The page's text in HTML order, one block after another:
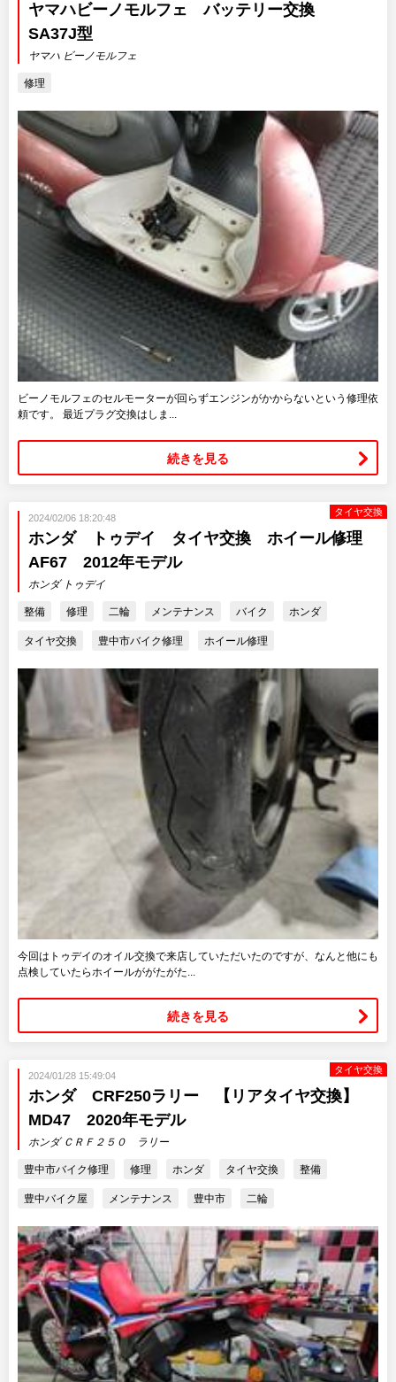
ヤマハビーノモルフェ バッテリー交換
SA37J型
ヤマハ ビーノモルフェ
修理
ビーノモルフェのセルモーターが回らずエンジンがかからないという修理依
頼です。 最近プラグ交換はしま...
続きを見る
タイヤ交換
2024/02/06 18:20:48
ホンダ トゥデイ タイヤ交換 ホイール修理
AF67 2012年モデル
ホンダ トゥデイ
整備 修理 二輪 メンテナンス バイク ホンダ
タイヤ交換 豊中市バイク修理 ホイール修理
今回はトゥデイのオイル交換で来店していただいたのですが、なんと他にも
点検していたらホイールががたがた...
続きを見る
タイヤ交換
2024/01/28 15:49:04
ホンダ CRF250ラリー 【リアタイヤ交換】
MD47 2020年モデル
ホンダ ＣＲＦ２５０ ラリー
豊中市バイク修理 修理 ホンダ タイヤ交換 整備
豊中バイク屋 メンテナンス 豊中市 二輪